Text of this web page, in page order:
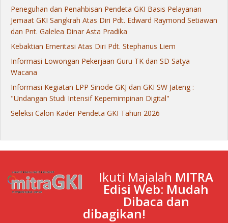
Peneguhan dan Penahbisan Pendeta GKI Basis Pelayanan
Jemaat GKI Sangkrah Atas Diri Pdt. Edward Raymond Setiawan
dan Pnt. Galelea Dinar Asta Pradika
Kebaktian Emeritasi Atas Diri Pdt. Stephanus Liem
Informasi Lowongan Pekerjaan Guru TK dan SD Satya
Wacana
Informasi Kegiatan LPP Sinode GKJ dan GKI SW Jateng :
"Undangan Studi Intensif Kepemimpinan Digital"
Seleksi Calon Kader Pendeta GKI Tahun 2026
Ikuti Majalah MITRA
Edisi Web: Mudah
Dibaca dan
dibagikan!